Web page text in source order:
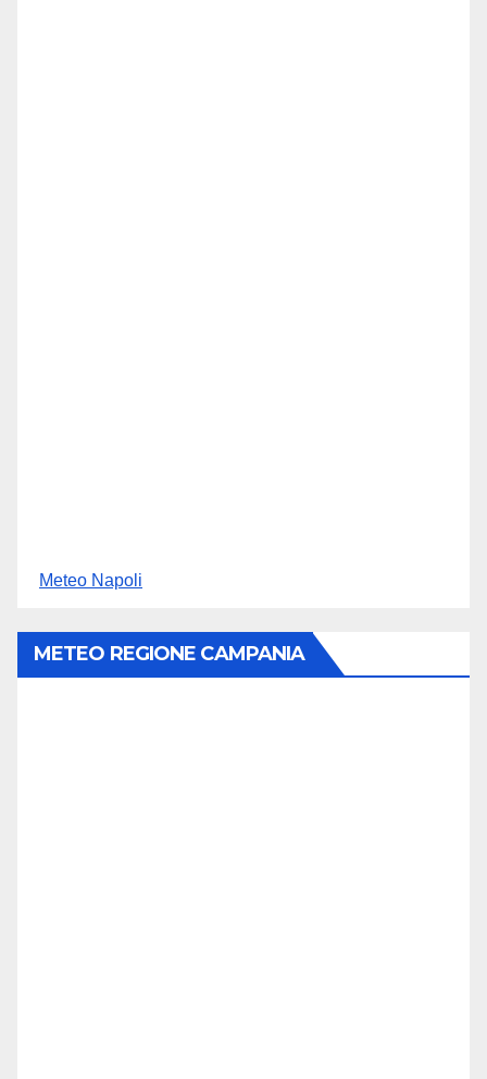
Meteo Napoli
METEO REGIONE CAMPANIA